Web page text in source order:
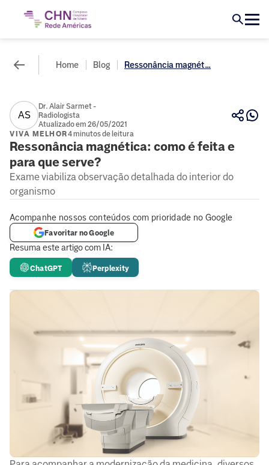
Home Blog Ressonância magnét...
AS
Dr. Alair Sarmet -
Radiologista
Atualizado em 26/05/2021
VIVA MELHOR4 minutos de leitura
Ressonância magnética: como é feita e
para que serve?
Exame viabiliza observação detalhada do interior do
organismo
Resuma este artigo com IA:
ChatGPT Perplexity
Acompanhe nossos conteúdos com prioridade no Google
Favoritar no Google